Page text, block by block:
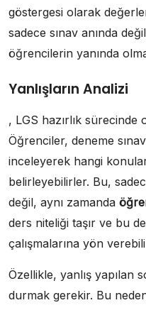
göstergesi olarak
sadece sınav anında
öğrencilerin yanında
Yanlışların Analizi
, LGS hazırlık sürecinde
Öğrenciler, deneme
inceleyerek hangi
belirleyebilirler. Bu,
değil, aynı zamanda
ders niteliği taşır ve bu
çalışmalarına yön
Özellikle, yanlış yapılan
durmak gerekir. Bu